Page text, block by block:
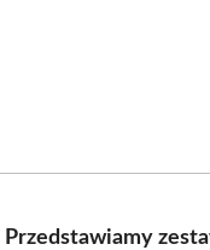
Przedstawiamy